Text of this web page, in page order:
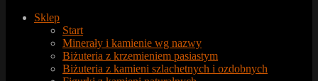
Sklep
Start
Minerały i kamienie wg nazwy
Biżuteria z krzemieniem pasiastym
Biżuteria z kamieni szlachetnych i ozdobnych